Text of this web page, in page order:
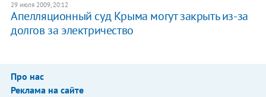
29 июля 2009, 20:12
Апелляционный суд Крыма могут закрыть из-за
долгов за электричество
Про нас
Реклама на сайте